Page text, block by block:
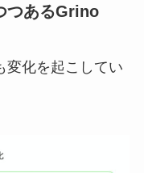
つあるGrino
変化を起こしてい